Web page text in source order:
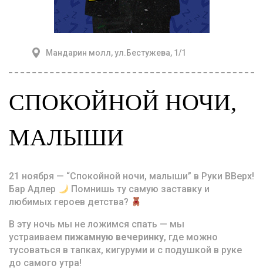
Мандарин молл, ул.Бестужева, 1/1
СПОКОЙНОЙ НОЧИ,
МАЛЫШИ
21 ноября — “Спокойной ночи, малыши” в Руки ВВерх!
Бар Адлер
Помнишь ту самую заставку и
любимых героев детства?
В эту ночь мы не ложимся спать — мы
устраиваем пижамную вечеринку, где можно
тусоваться в тапках, кигуруми и с подушкой в руке
до самого утра!